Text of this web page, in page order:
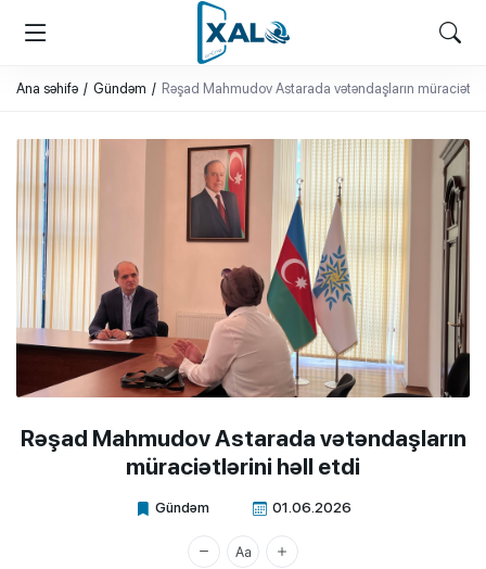
XALQ.ONLINE
ONLAYN PLATFORMA
Ana səhifə Gündəm Rəşad Mahmudov Astarada vətəndaşların
Rəşad Mahmudov Astarada vətəndaşların
müraciətlərini həll etdi
Gündəm 01.06.2026
Xalq.Online